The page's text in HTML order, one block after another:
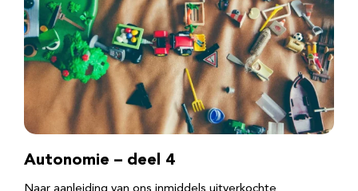
Autonomie – deel 4